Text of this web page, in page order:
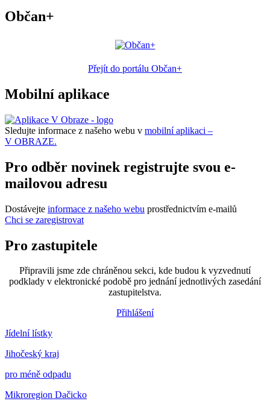
Občan+
Přejít do portálu Občan+
Mobilní aplikace
Sledujte informace z našeho webu v mobilní aplikaci –
V OBRAZE.
Pro odběr novinek registrujte svou e-
mailovou adresu
Dostávejte informace z našeho webu prostřednictvím e-mailů
Chci se zaregistrovat
Pro zastupitele
Připravili jsme zde chráněnou sekci, kde budou k vyzvednutí
podklady v elektronické podobě pro jednání jednotlivých zasedání
zastupitelstva.
Přihlášení
Jídelní lístky
Jihočeský kraj
pro méně odpadu
Mikroregion Dačicko